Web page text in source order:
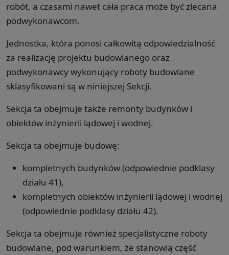
robót, a czasami nawet cała praca może być zlecana
podwykonawcom.
Jednostka, która ponosi całkowitą odpowiedzialność
za realizację projektu budowlanego oraz
podwykonawcy wykonujący roboty budowlane
sklasyfikowani są w niniejszej Sekcji.
Sekcja ta obejmuje także remonty budynków i
obiektów inżynierii lądowej i wodnej.
Sekcja ta obejmuje budowę:
kompletnych budynków (odpowiednie podklasy
działu 41),
kompletnych obiektów inżynierii lądowej i wodnej
(odpowiednie podklasy działu 42).
Sekcja ta obejmuje również specjalistyczne roboty
budowlane, pod warunkiem, że stanowią część